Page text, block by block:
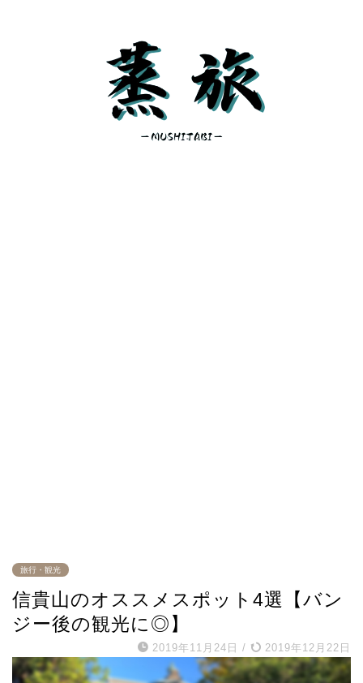
旅行・観光
信貴山のオススメスポット4選【バン
ジー後の観光に◎】
2019年11月24日 / 2019年12月22日